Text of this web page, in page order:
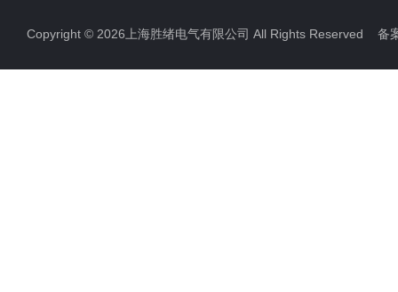
Copyright © 2026上海胜绪电气有限公司 All Rights Reserved 备